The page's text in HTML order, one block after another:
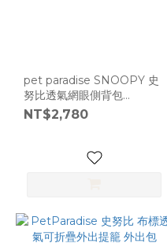
pet paradise SNOOPY 史
努比透氣網眼側背包
[B1339]M號
NT$2,780